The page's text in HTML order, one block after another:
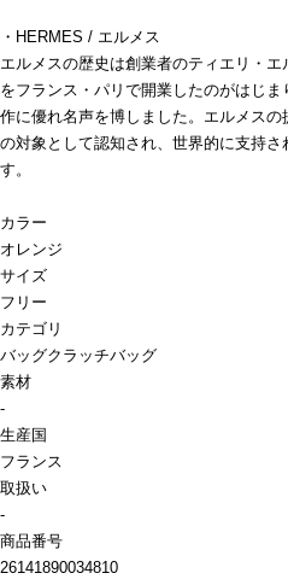
・HERMES / エルメス
エルメスの歴史は創業者のティエリ・
をフランス・パリで開業したのがはじ
作に優れ名声を博しました。エルメス
の対象として認知され、世界的に支持
す。
カラー
オレンジ
サイズ
フリー
カテゴリ
バッグクラッチバッグ
素材
-
生産国
フランス
取扱い
-
商品番号
26141890034810